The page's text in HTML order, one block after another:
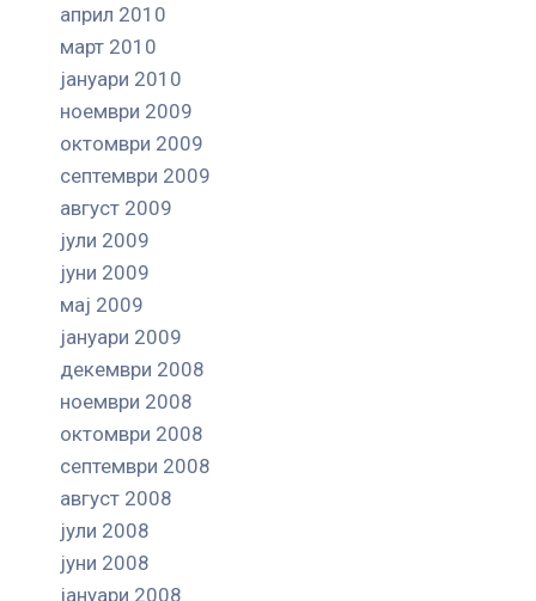
април 2010
март 2010
јануари 2010
ноември 2009
октомври 2009
септември 2009
август 2009
јули 2009
јуни 2009
мај 2009
јануари 2009
декември 2008
ноември 2008
октомври 2008
септември 2008
август 2008
јули 2008
јуни 2008
јануари 2008